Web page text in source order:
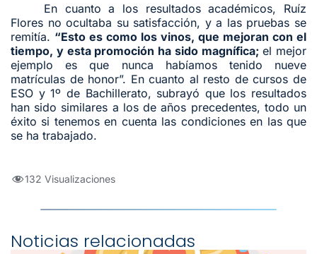
En cuanto a los resultados académicos, Ruíz
Flores no ocultaba su satisfacción, y a las pruebas se
remitía. “Esto es como los vinos, que mejoran con el
tiempo, y esta promoción ha sido magnífica; el mejor
ejemplo es que nunca habíamos tenido nueve
matrículas de honor”. En cuanto al resto de cursos de
ESO y 1º de Bachillerato, subrayó que los resultados
han sido similares a los de años precedentes, todo un
éxito si tenemos en cuenta las condiciones en las que
se ha trabajado.
132 Visualizaciones
Noticias relacionadas